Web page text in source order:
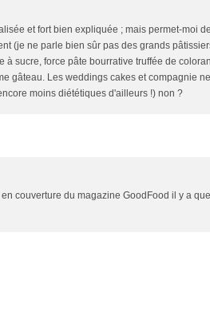
et fort bien expliquée ; mais permet-moi
(je ne parle bien sûr pas des grands
à sucre, force pâte bourrative truffée de
gâteau. Les weddings cakes et compagnie
moins diététiques d'ailleurs !) non ?
couverture du magazine GoodFood il y a